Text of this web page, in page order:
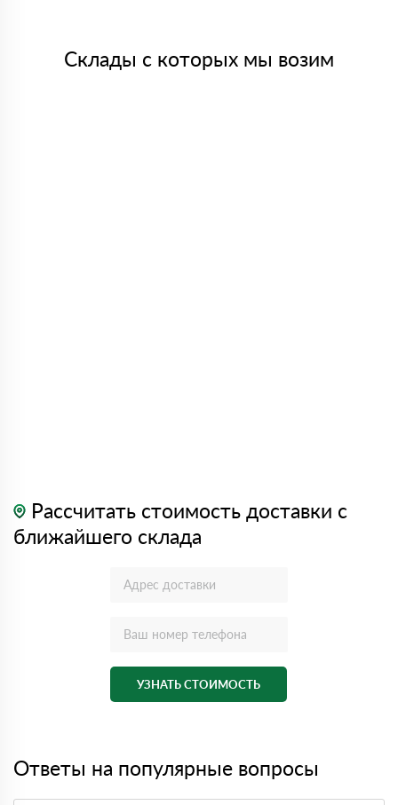
Склады с которых мы возим
Рассчитать стоимость доставки с
ближайшего склада
УЗНАТЬ СТОИМОСТЬ
Ответы на популярные вопросы